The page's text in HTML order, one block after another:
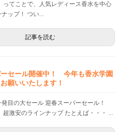
ってことで、人気レディース香水を中心
ップ！ つい...
記事を読む
セール開催中！ 今年も香水学園
願いいたします！
発目の大セール 迎春スーパーセール！
超激安のラインナップ たとえば・・・ ...